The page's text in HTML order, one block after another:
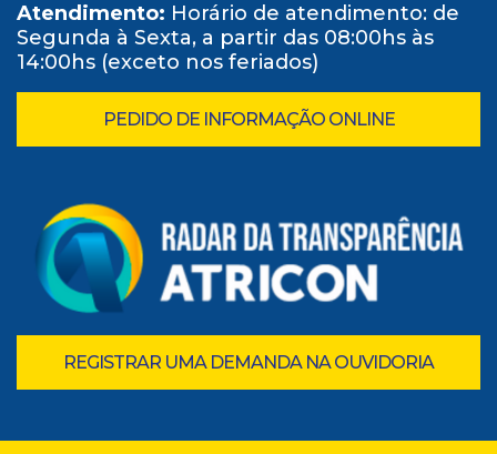
Atendimento: Horário de atendimento: de
Segunda à Sexta, a partir das 08:00hs às
14:00hs (exceto nos feriados)
PEDIDO DE INFORMAÇÃO ONLINE
REGISTRAR UMA DEMANDA NA OUVIDORIA